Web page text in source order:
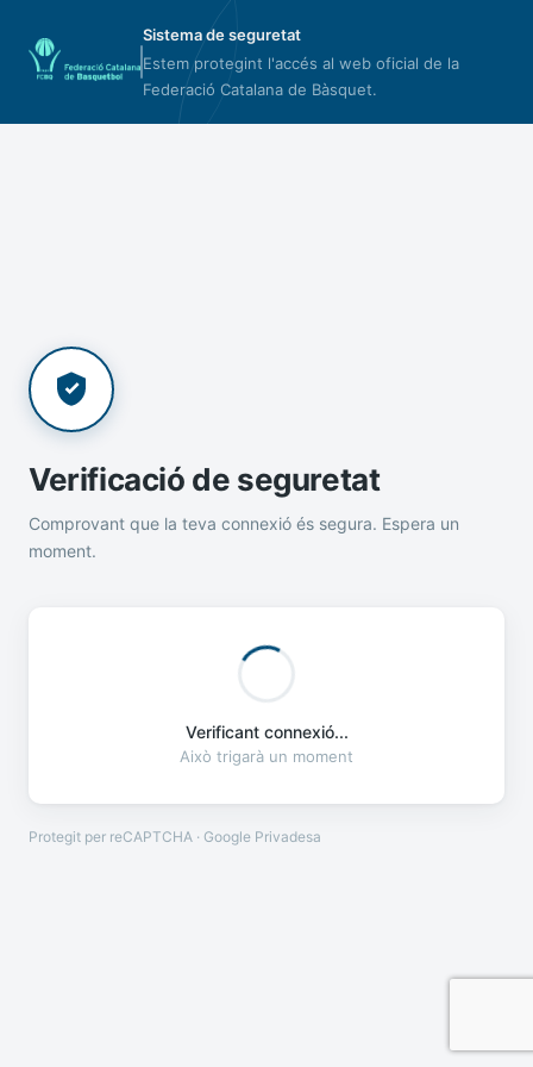
Sistema de seguretat
Estem protegint l'accés al web oficial de la
Federació Catalana de Bàsquet.
Verificació de seguretat
Comprovant que la teva connexió és segura. Espera un
moment.
Verificant connexió...
Això trigarà un moment
Protegit per reCAPTCHA · Google Privadesa